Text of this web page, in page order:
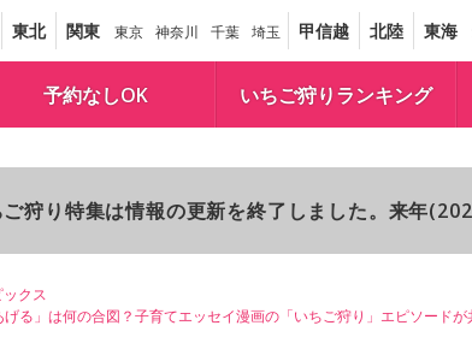
東北 関東 東京 神奈川 千葉 埼玉 甲信越 北陸 東海
予約なしOK いちご狩りランキング
狩り特集は情報の更新を終了しました。来年
クス
る」は何の合図？子育てエッセイ漫画の「いちご狩り」エピソードが